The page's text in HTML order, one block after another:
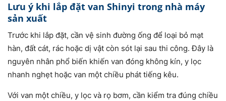
Lưu ý khi lắp đặt van Shinyi trong nhà máy
sản xuất
Trước khi lắp đặt, cần vệ sinh đường ống để loại bỏ mạt
hàn, đất cát, rác hoặc dị vật còn sót lại sau thi công. Đây là
nguyên nhân phổ biến khiến van đóng không kín, y lọc
nhanh nghẹt hoặc van một chiều phát tiếng kêu.
Với van một chiều, y lọc và rọ bơm, cần kiểm tra đúng chiều